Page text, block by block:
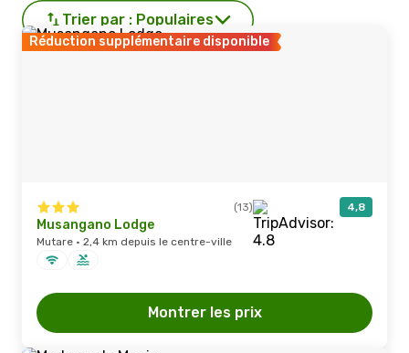
Trier par : Populaires
Réduction supplémentaire disponible
(13) 4,8
Musangano Lodge
Mutare · 2,4 km depuis le centre-ville
Montrer les prix